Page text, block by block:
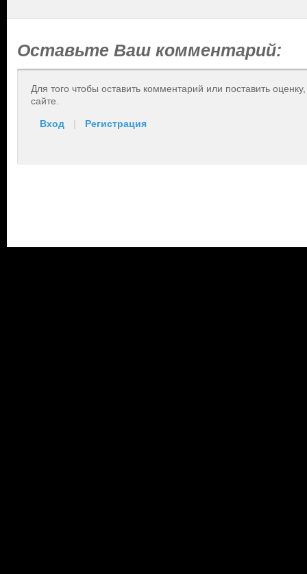
Оставьте Ваш комментарий:
Для того чтобы оставить комментарий или поставить
сайте.
Вход | Регистрация